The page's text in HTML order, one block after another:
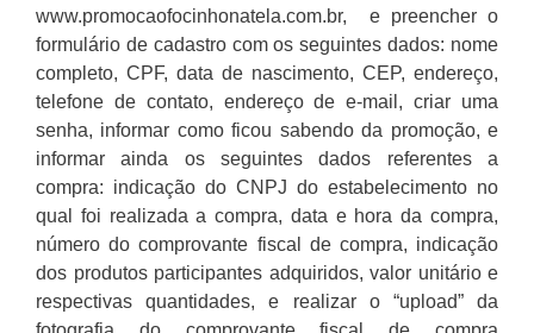
www.promocaofocinhonatela.com.br, e preencher o
formulário de cadastro com os seguintes dados: nome
completo, CPF, data de nascimento, CEP, endereço,
telefone de contato, endereço de e-mail, criar uma
senha, informar como ficou sabendo da promoção, e
informar ainda os seguintes dados referentes a
compra: indicação do CNPJ do estabelecimento no
qual foi realizada a compra, data e hora da compra,
número do comprovante fiscal de compra, indicação
dos produtos participantes adquiridos, valor unitário e
respectivas quantidades, e realizar o “upload” da